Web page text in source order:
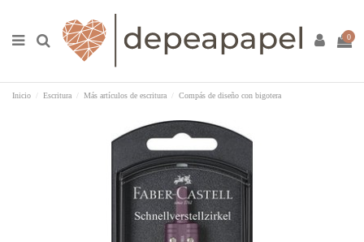
0
Inicio Escritura Más artículos de escritura Compás de diseño con bigotera